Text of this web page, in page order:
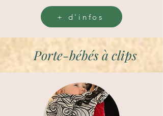
+ d'infos
Porte-bébés à clips